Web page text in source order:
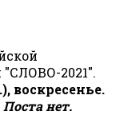
2021".
воскресенье.
Поста нет.